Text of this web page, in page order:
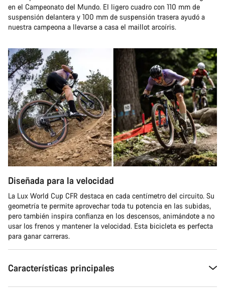
en el Campeonato del Mundo. El ligero cuadro con 110 mm de
suspensión delantera y 100 mm de suspensión trasera ayudó a
nuestra campeona a llevarse a casa el maillot arcoíris.
Diseñada para la velocidad
La Lux World Cup CFR destaca en cada centímetro del circuito. Su
geometría te permite aprovechar toda tu potencia en las subidas,
pero también inspira confianza en los descensos, animándote a no
usar los frenos y mantener la velocidad. Esta bicicleta es perfecta
para ganar carreras.
Características principales